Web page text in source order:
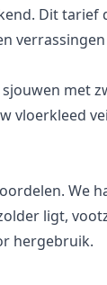
Dit tarief
met
We
ligt,
hergebruik.